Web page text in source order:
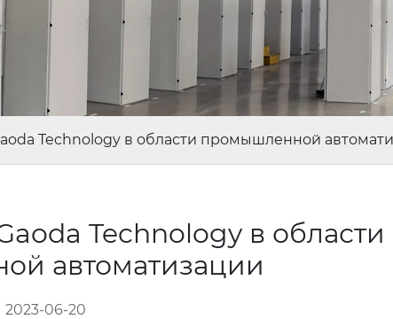
Technology в области промышленной
Technology в области
автоматизации
2023-06-20